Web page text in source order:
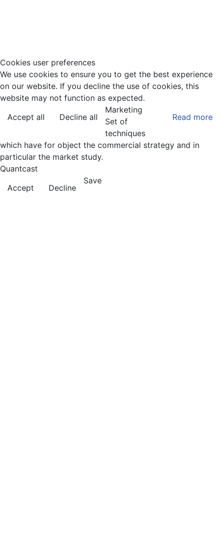
Cookies user preferences
We use cookies to ensure you to get the best experience
on our website. If you decline the use of cookies, this
website may not function as expected.
Accept all
Decline all Read more
Marketing
Set of
techniques
which have for object the commercial strategy and in
particular the market study.
Quantcast
Accept
Decline
Save